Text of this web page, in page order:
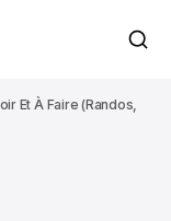
Et À Faire (randos,